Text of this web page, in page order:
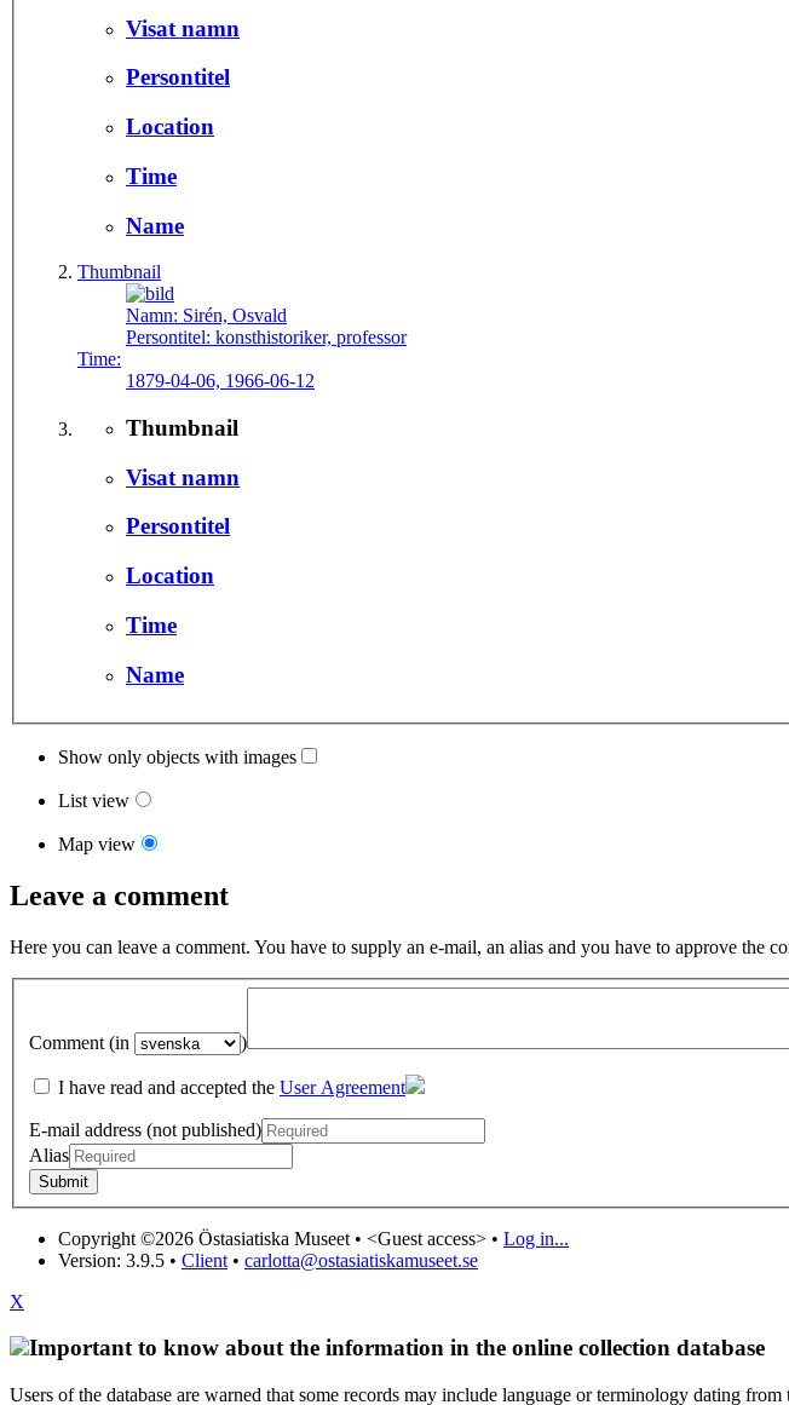
Visat namn
Persontitel
Location
Time
Name
Thumbnail
Namn: Sirén, Osvald
Persontitel: konsthistoriker, professor
Time:
1879-04-06, 1966-06-12
Thumbnail
Visat namn
Persontitel
Location
Time
Name
Show only objects with images
List view
Map view
Leave a comment
Here you can leave a comment. You have to supply an e-mail, an alias and you have to approve the
Comment (in )
I have read and accepted the User Agreement
E-mail address (not published)
Alias
Copyright ©2026 Östasiatiska Museet • <Guest access> • Log in...
Version: 3.9.5 • Client • carlotta@ostasiatiskamuseet.se
X
Important to know about the information in the online collection database
Users of the database are warned that some records may include language or terminology dating